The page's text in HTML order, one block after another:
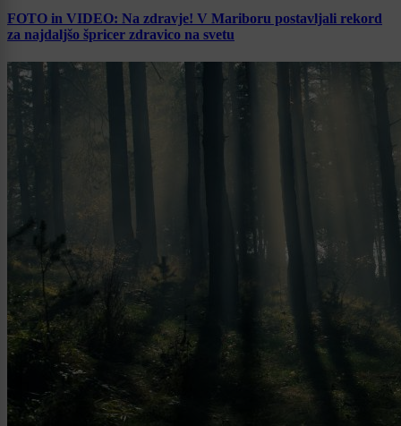
FOTO in VIDEO: Na zdravje! V Mariboru postavljali rekord
za najdaljšo špricer zdravico na svetu